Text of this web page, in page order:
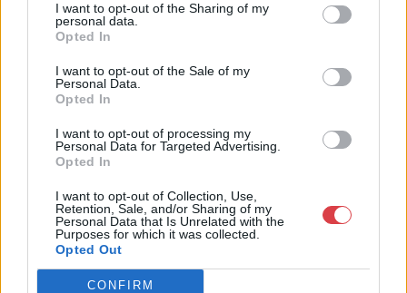
I want to opt-out of the Sharing of my
personal data.
Opted In
I want to opt-out of the Sale of my
Personal Data.
Opted In
I want to opt-out of processing my
Personal Data for Targeted Advertising.
Opted In
I want to opt-out of Collection, Use,
Retention, Sale, and/or Sharing of my
Personal Data that Is Unrelated with the
Purposes for which it was collected.
Opted Out
CONFIRM
Weboldal:
Bemutatkozás: Magas színvonalú festmények és műtárgyak,
bútorok, szőnyegek, üveg, porcelán és ezüst tárgyak, ékszerek,
néprajzi tárgyak értékesítése és aukcionálása. Hagyatékok és
a tárgyfelvétel folyamatos.